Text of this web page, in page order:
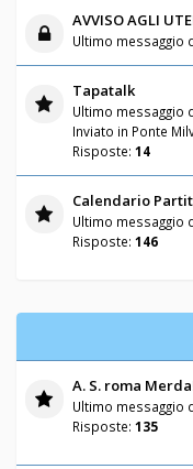
AVVISO AGLI
Ultimo messaggio
Tapatalk
Ultimo messaggio
Inviato in Ponte
Risposte: 14
Calendario
Ultimo messaggio
Risposte: 146
A. S. roma
Ultimo messaggio
Risposte: 135